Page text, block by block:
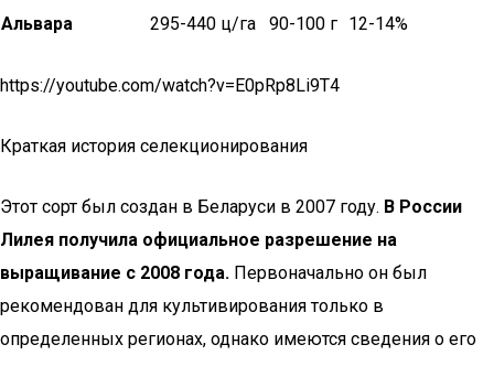
Альвара 295-440 ц/га 90-100 г 12-14%
https://youtube.com/watch?v=E0pRp8Li9T4
Краткая история селекционирования
Этот сорт был создан в Беларуси в 2007 году. В России
Лилея получила официальное разрешение на
выращивание с 2008 года. Первоначально он был
рекомендован для культивирования только в
определенных регионах, однако имеются сведения о его